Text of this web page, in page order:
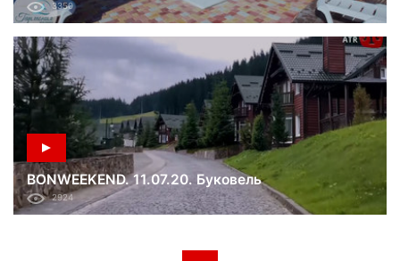
3350
BONWEEKEND. 11.07.20. Буковель
2924